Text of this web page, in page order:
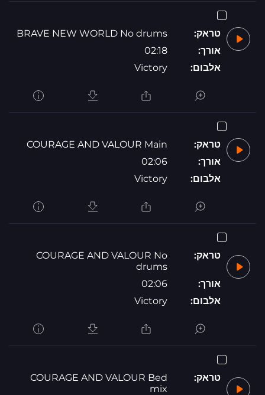
טראק:
BRAVE NEW WORLD No drums
אורך:
02:18
אלבום:
Victory
טראק:
COURAGE AND VALOUR Main
אורך:
02:06
אלבום:
Victory
טראק:
COURAGE AND VALOUR No
drums
אורך:
02:06
אלבום:
Victory
טראק:
COURAGE AND VALOUR Bed
mix